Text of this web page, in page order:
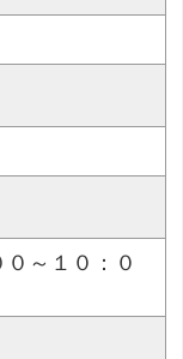
～１０：０